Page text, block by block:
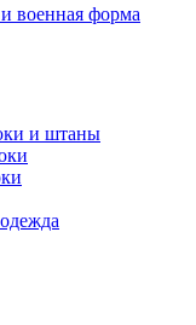
военная форма
и штаны